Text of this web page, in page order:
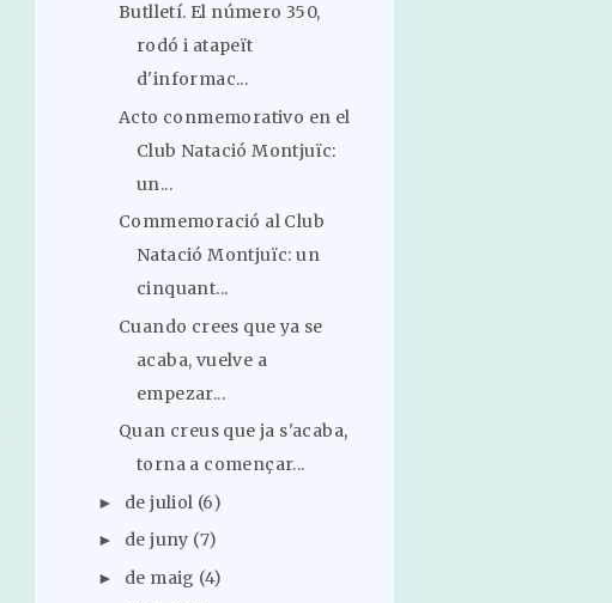
Butlletí. El número 350,
rodó i atapeït
d'informac...
Acto conmemorativo en el
Club Natació Montjuïc:
un...
Commemoració al Club
Natació Montjuïc: un
cinquant...
Cuando crees que ya se
acaba, vuelve a
empezar...
Quan creus que ja s'acaba,
torna a començar...
► de juliol (6)
► de juny (7)
► de maig (4)